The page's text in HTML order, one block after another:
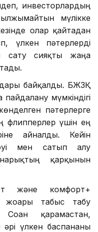
инвесторлардың
мүлікке
олар қайтадан
үлкен пәтерлерді
сату сияқты жаңа
байқалды. БЖЗҚ
пайдалану мүмкіндігі
пәтерлерге
флипперлер үшін ең
айналды. Кейін
мен сатып алу
нарықтың қарқынын
және комфорт+
жоғары табыс табу
қарамастан,
әрі үлкен баспананы